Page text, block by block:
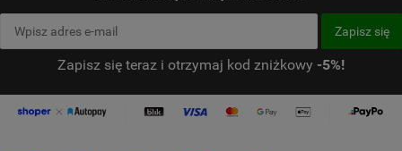
Zapisz się teraz i otrzymaj kod zniżkowy -5%!